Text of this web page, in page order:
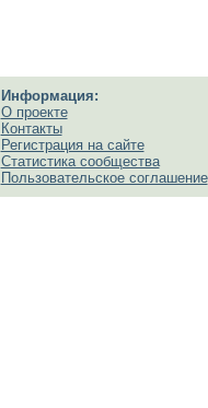
Информация:
О проекте
Контакты
Регистрация на сайте
Статистика сообщества
Пользовательское соглашение